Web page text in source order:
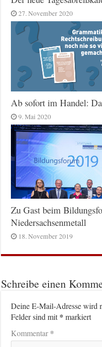
27. November 2020
Ab sofort im Handel:
9. Mai 2020
Zu Gast beim
Niedersachsenmetall
18. November 2019
Schreibe einen
Deine E-Mail-Adresse wird
Felder sind mit* markiert
Kommentar*